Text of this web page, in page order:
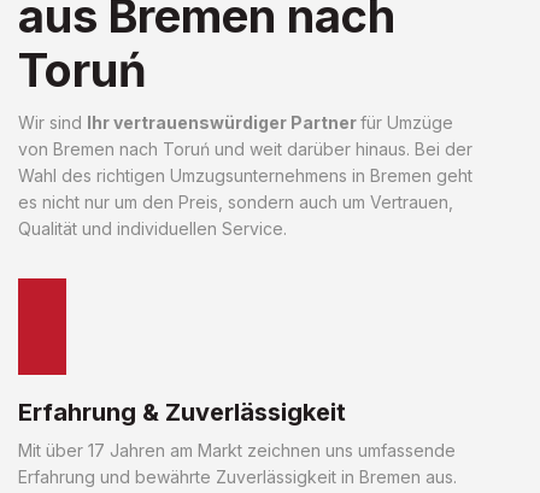
aus Bremen nach
Toruń
Wir sind Ihr vertrauenswürdiger Partnerfür Umzüge
von Bremen nach Toruń und weit darüber hinaus. Bei der
Wahl des richtigen Umzugsunternehmens in Bremen geht
es nicht nur um den Preis, sondern auch um Vertrauen,
Qualität und individuellen Service.
Erfahrung & Zuverlässigkeit
Mit über 17 Jahren am Markt zeichnen uns umfassende
Erfahrung und bewährte Zuverlässigkeit in Bremen aus.